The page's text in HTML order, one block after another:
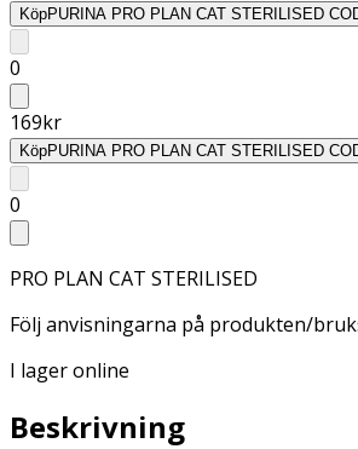
KöpPURINA PRO PLAN CAT STERILISED
0
169kr
KöpPURINA PRO PLAN CAT STERILISED
0
PRO PLAN CAT STERILISED
Följ anvisningarna på produkten/
I lager online
Beskrivning